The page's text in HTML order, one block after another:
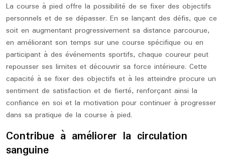
La course à pied offre la possibilité de se fixer des objectifs
personnels et de se dépasser. En se lançant des défis, que ce
soit en augmentant progressivement sa distance parcourue,
en améliorant son temps sur une course spécifique ou en
participant à des événements sportifs, chaque coureur peut
repousser ses limites et découvrir sa force intérieure. Cette
capacité à se fixer des objectifs et à les atteindre procure un
sentiment de satisfaction et de fierté, renforçant ainsi la
confiance en soi et la motivation pour continuer à progresser
dans sa pratique de la course à pied.
Contribue à améliorer la circulation
sanguine